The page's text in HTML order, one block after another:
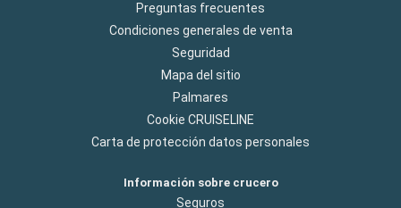
Preguntas frecuentes
Condiciones generales de venta
Seguridad
Mapa del sitio
Palmares
Cookie CRUISELINE
Carta de protección datos personales
Información sobre crucero
Seguros